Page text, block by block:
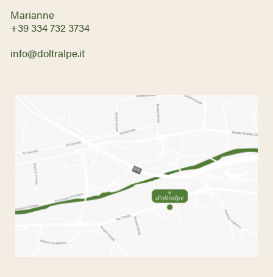
Marianne
+39 334 732 3734
info@doltralpe.it